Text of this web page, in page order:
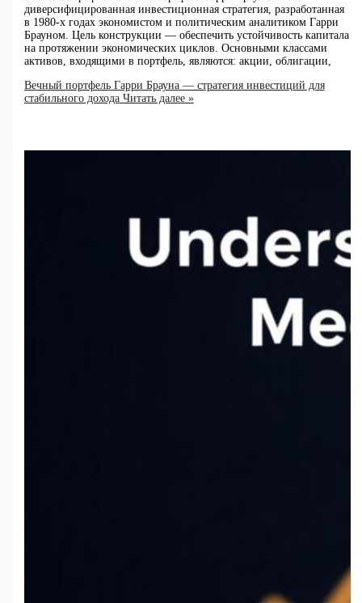
диверсифицированная инвестиционная стратегия, разработанная
в 1980-х годах экономистом и политическим аналитиком Гарри
Брауном. Цель конструкции — обеспечить устойчивость капитала
на протяжении экономических циклов. Основными классами
активов, входящими в портфель, являются: акции, облигации,
Вечный портфель Гарри Брауна — стратегия инвестиций для
стабильного доходаЧитать далее »